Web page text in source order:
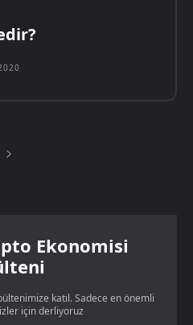
Ekonomisi
katıl. Sadece en önemli
için derliyoruz